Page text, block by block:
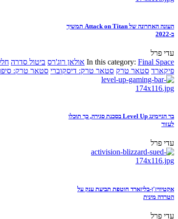
העונה האחרונה של Attack on Titan תמשיך
ב-2022
עדי פרל
In this category: Final Space אולאן רוג'רס ביטול סדרה
פיקארד סטאר טרק סטאר טרק: דיסקוברי סטאר טרק:
בר הגיימינג Level Up בסכנת סגירה, כך תוכלו
לעזור
עדי פרל
אקטיוויז'ן-בליזארד חוטפת תביעת ענק על
הטרדה מינית
עדי פרל